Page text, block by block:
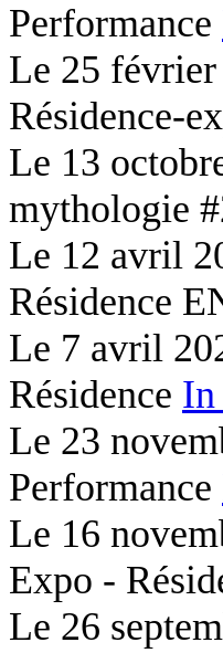
Performance
Le 25
Résidence-
Le 13
mythologie
Le 12 avril
Résidence
Le 7 avril
Résidence In
Le 23
Performance
Le 16
Expo -
Le 26